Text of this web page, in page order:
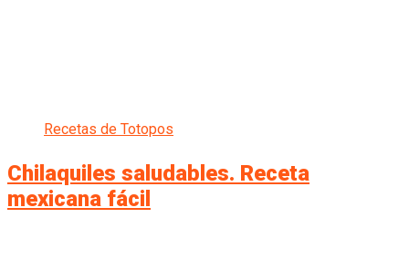
Recetas de Totopos
Chilaquiles saludables. Receta
mexicana fácil